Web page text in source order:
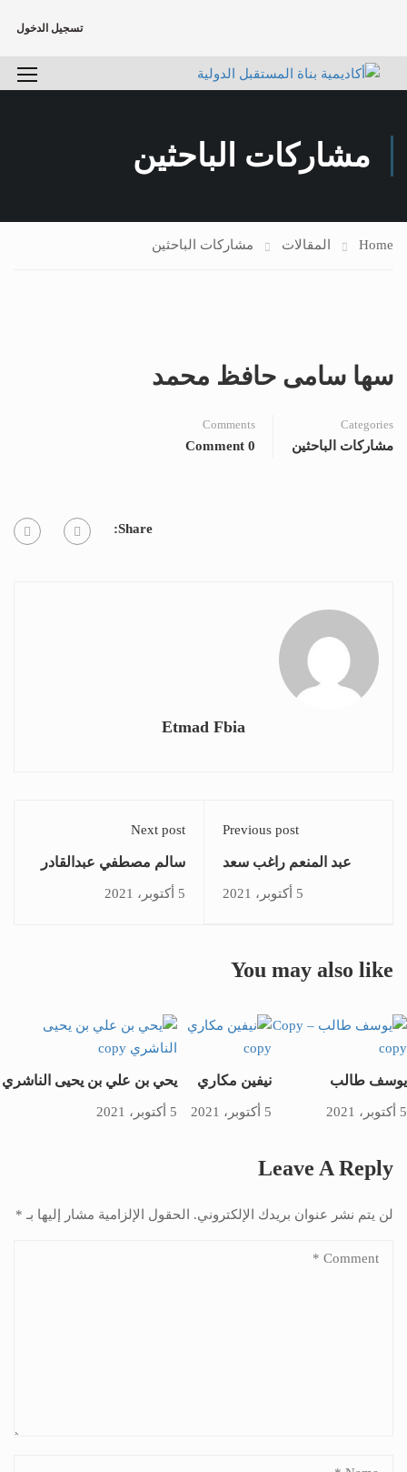
تسجيل الدخول
مشاركات الباحثين
Home المقالات مشاركات الباحثين
سها سامى حافظ محمد
Categories
مشاركات الباحثين
Comments
0 Comment
Share:
Etmad Fbia
Previous post
عبد المنعم راغب سعد
الدين الطيباوي
5 أكتوبر، 2021
Next post
سالم مصطفي عبدالقادر
الدردوري
5 أكتوبر، 2021
You may also like
يوسف طالب
5 أكتوبر، 2021
نيفين مكاري
5 أكتوبر، 2021
يحي بن علي بن يحيى الناشري
5 أكتوبر، 2021
Leave A Reply
لن يتم نشر عنوان بريدك الإلكتروني. الحقول الإلزامية مشار إليها بـ *